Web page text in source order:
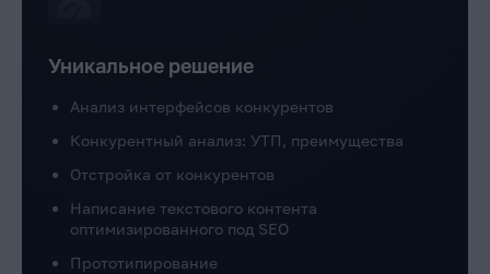
Уникальное решение
Анализ интерфейсов конкурентов
Конкурентный анализ: УТП, преимущества
Отстройка от конкурентов
Написание текстового контента
оптимизированного под SEO
Прототипирование